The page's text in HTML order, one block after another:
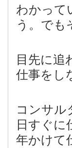
わかって
う。でも
目先に追
仕事をし
コンサル
日すぐに
年かけて